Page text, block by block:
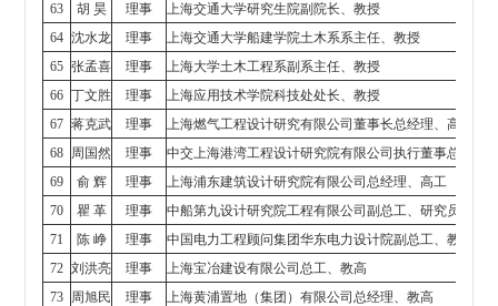
63
胡 昊 理事
上海交通大学研究生院副院长、教授
64 沈水龙 理事
上海交通大学船建学院土木系系主任、教授
65 张孟喜 理事
上海大学土木工程系副系主任、教授
66 丁文胜 理事
上海应用技术学院科技处处长、教授
67 蒋克武 理事
上海燃气工程设计研究有限公司董事长总经理、高工
68 周国然 理事
中交上海港湾工程设计研究院有限公司执行董事总经理
69
俞 辉 理事
上海浦东建筑设计研究院有限公司总经理、高工
70
瞿 革 理事
中船第九设计研究院工程有限公司副总工、研究员
71
陈 峥 理事
中国电力工程顾问集团华东电力设计院副总工、教高
72 刘洪亮 理事
上海宝冶建设有限公司总工、教高
73 周旭民 理事
上海黄浦置地（集团）有限公司总经理、教高